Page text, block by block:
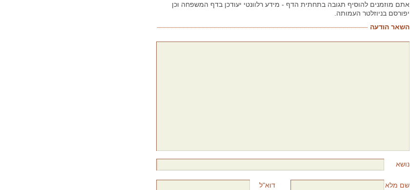
אתם מוזמנים להוסיף תגובה בתחתית הדף - מידע רלוונטי יעודכן בדף המשפחה וכן
יפורסם בניוזלטר העמותה.
השאר הודעה
שם מלא דוא"ל
נושא